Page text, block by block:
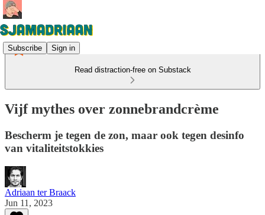
Subscribe Sign in
Read distraction-free on Substack
Vijf mythes over zonnebrandcrème
Bescherm je tegen de zon, maar ook tegen desinfo
van vitaliteitstokkies
Adriaan ter Braack
Jun 11, 2023